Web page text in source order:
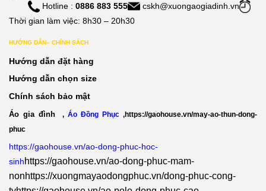
Hotline : 0886 883 555
cskh@xuongaogiadinh.vn
Thời gian làm việc: 8h30 – 20h30
HƯỚNG DẪN– CHÍNH SÁCH
Hướng dẫn đặt hàng
Hướng dẫn chọn size
Chính sách bảo mật
Áo gia đình , Áo Đồng Phục ,https://gaohouse.vn/may-ao-thun-dong-
phuc
https://gaohouse.vn/ao-dong-phuc-hoc-
sinhhttps://gaohouse.vn/ao-dong-phuc-mam-
nonhttps://xuongmayaodongphuc.vn/dong-phuc-cong-